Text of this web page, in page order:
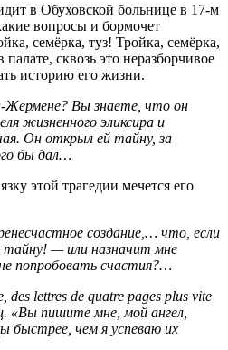
в Обуховской больнице в 17-м
вопросы и бормочет
семёрка, туз! Тройка, семёрка,
сквозь это неразборчивое
историю его жизни.
Вы знаете, что он
жизненного эликсира и
Он открыл ей тайну, за
бы дал…
этой трагедии мечется его
создание,… что, если
— или назначит мне
попробовать счастия?…
des lettres de quatre pages plus vite
«Вы пишите мне, мой ангел,
быстрее, чем я успеваю их